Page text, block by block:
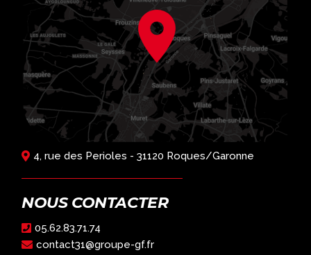
4, rue des Perioles - 31120 Roques/Garonne
NOUS CONTACTER
05.62.83.71.74
contact31@groupe-gf.fr